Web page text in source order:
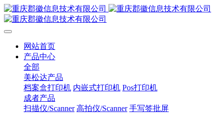
网站首页
产品中心
全部
美松达产品
档案盒打印机 内嵌式打印机 Pos打印机
成者产品
扫描仪/Scanner 高拍仪/Scanner 手写签批屏